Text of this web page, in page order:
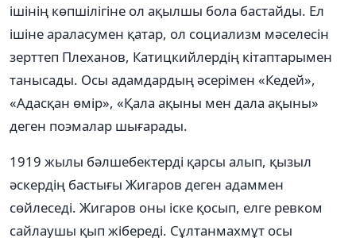
ішінің көпшілігіне ол ақылшы бола бастайды. Ел
ішіне араласумен қатар, ол социализм мəселесін
зерттеп Плеханов, Катицкийлердің кітаптарымен
танысады. Осы адамдардың əсерімен «Кедей»,
«Адасқан өмір», «Қала ақыны мен дала ақыны»
деген поэмалар шығарады.
1919 жылы бəлшебектерді қарсы алып, қызыл
əскердің бастығы Жигаров деген адаммен
сөйлеседі. Жигаров оны іске қосып, елге ревком
сайлаушы қып жібереді. Сұлтанмахмұт осы